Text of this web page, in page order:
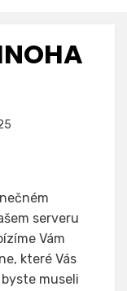
serveru
Vám
, které Vás
museli